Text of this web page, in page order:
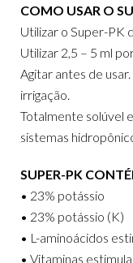
COMO USAR O
Utilizar o Super-PK
Utilizar 2,5 – 5 ml
Agitar antes de
irrigação.
Totalmente solúvel
sistemas
SUPER-PK
• 23% potássio
• 23% potássio (K)
• L-aminoácidos
• Vitaminas